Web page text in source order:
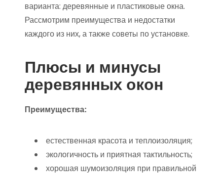
варианта: деревянные и пластиковые окна.
Рассмотрим преимущества и недостатки
каждого из них, а также советы по установке.
Плюсы и минусы
деревянных окон
Преимущества:
естественная красота и теплоизоляция;
экологичность и приятная тактильность;
хорошая шумоизоляция при правильной